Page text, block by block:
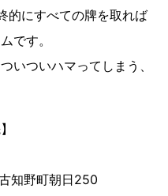
的にすべての牌を取れば
です。
いついハマってしまう、
知野町朝日250